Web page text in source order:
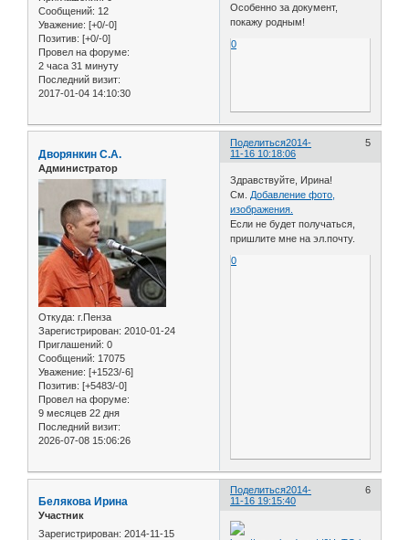
Сообщений: 12
Уважение: [+0/-0]
Позитив: [+0/-0]
Провел на форуме:
2 часа 31 минуту
Последний визит:
2017-01-04 14:10:30
Особенно за документ,
покажу родным!
0
Поделиться 5
2014-
11-16 10:18:06
Дворянкин С.А.
Администратор
Откуда: г.Пенза
Зарегистрирован: 2010-01-24
Приглашений: 0
Сообщений: 17075
Уважение: [+1523/-6]
Позитив: [+5483/-0]
Провел на форуме:
9 месяцев 22 дня
Последний визит:
2026-07-08 15:06:26
Здравствуйте, Ирина!
См. Добавление фото,
изображения.
Если не будет получаться,
пришлите мне на эл.почту.
0
Поделиться 6
2014-
11-16 19:15:40
Белякова Ирина
Участник
Зарегистрирован: 2014-11-15